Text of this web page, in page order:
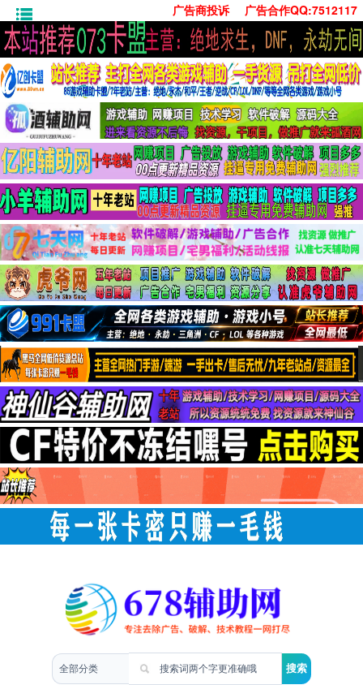
广告商投诉 广告合作QQ:7512117
首页
技术学习
安卓绿化
单机游戏
社交娱乐
系统工具
活动线报
常用办公
源码收集
值得一看
两性情感